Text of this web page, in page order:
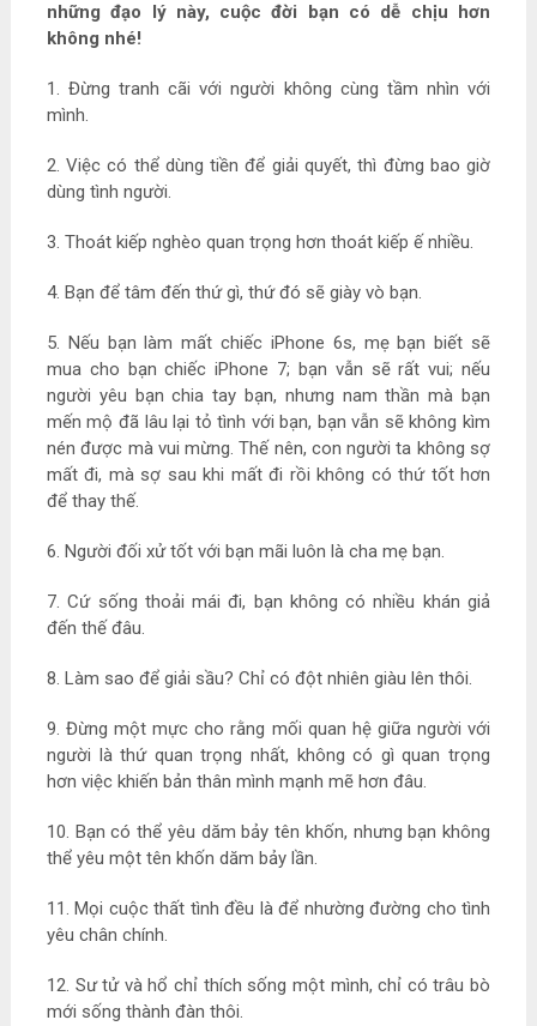
những đạo lý này, cuộc đời bạn có dễ chịu hơn
không nhé!
1. Đừng tranh cãi với người không cùng tầm nhìn với
mình.
2. Việc có thể dùng tiền để giải quyết, thì đừng bao giờ
dùng tình người.
3. Thoát kiếp nghèo quan trọng hơn thoát kiếp ế nhiều.
4. Bạn để tâm đến thứ gì, thứ đó sẽ giày vò bạn.
5. Nếu bạn làm mất chiếc iPhone 6s, mẹ bạn biết sẽ
mua cho bạn chiếc iPhone 7; bạn vẫn sẽ rất vui; nếu
người yêu bạn chia tay bạn, nhưng nam thần mà bạn
mến mộ đã lâu lại tỏ tình với bạn, bạn vẫn sẽ không kìm
nén được mà vui mừng. Thế nên, con người ta không sợ
mất đi, mà sợ sau khi mất đi rồi không có thứ tốt hơn
để thay thế.
6. Người đối xử tốt với bạn mãi luôn là cha mẹ bạn.
7. Cứ sống thoải mái đi, bạn không có nhiều khán giả
đến thế đâu.
8. Làm sao để giải sầu? Chỉ có đột nhiên giàu lên thôi.
9. Đừng một mực cho rằng mối quan hệ giữa người với
người là thứ quan trọng nhất, không có gì quan trọng
hơn việc khiến bản thân mình mạnh mẽ hơn đâu.
10. Bạn có thể yêu dăm bảy tên khốn, nhưng bạn không
thể yêu một tên khốn dăm bảy lần.
11. Mọi cuộc thất tình đều là để nhường đường cho tình
yêu chân chính.
12. Sư tử và hổ chỉ thích sống một mình, chỉ có trâu bò
mới sống thành đàn thôi.